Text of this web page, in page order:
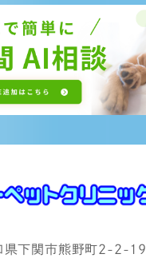
下関市熊野町2-2-19